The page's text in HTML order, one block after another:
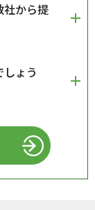
社から提
ょう